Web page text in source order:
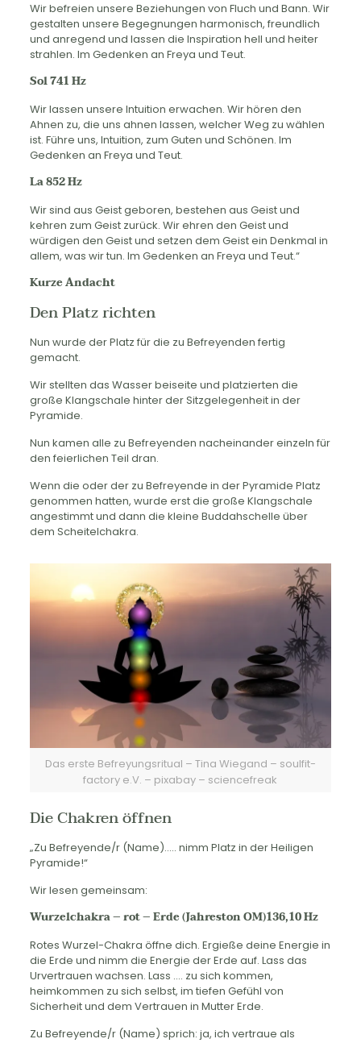
Wir befreien unsere Beziehungen von Fluch und Bann. Wir
gestalten unsere Begegnungen harmonisch, freundlich
und anregend und lassen die Inspiration hell und heiter
strahlen. Im Gedenken an Freya und Teut.
Sol 741 Hz
Wir lassen unsere Intuition erwachen. Wir hören den
Ahnen zu, die uns ahnen lassen, welcher Weg zu wählen
ist. Führe uns, Intuition, zum Guten und Schönen. Im
Gedenken an Freya und Teut.
La 852 Hz
Wir sind aus Geist geboren, bestehen aus Geist und
kehren zum Geist zurück. Wir ehren den Geist und
würdigen den Geist und setzen dem Geist ein Denkmal in
allem, was wir tun. Im Gedenken an Freya und Teut.“
Kurze Andacht
Den Platz richten
Nun wurde der Platz für die zu Befreyenden fertig
gemacht.
Wir stellten das Wasser beiseite und platzierten die
große Klangschale hinter der Sitzgelegenheit in der
Pyramide.
Nun kamen alle zu Befreyenden nacheinander einzeln für
den feierlichen Teil dran.
Wenn die oder der zu Befreyende in der Pyramide Platz
genommen hatten, wurde erst die große Klangschale
angestimmt und dann die kleine Buddahschelle über
dem Scheitelchakra.
Das erste Befreyungsritual – Tina Wiegand – soulfit-
factory e.V. – pixabay – sciencefreak
Die Chakren öffnen
„Zu Befreyende/r (Name)….. nimm Platz in der Heiligen
Pyramide!“
Wir lesen gemeinsam:
Wurzelchakra – rot – Erde (Jahreston OM)136,10 Hz
Rotes Wurzel-Chakra öffne dich. Ergieße deine Energie in
die Erde und nimm die Energie der Erde auf. Lass das
Urvertrauen wachsen. Lass …. zu sich kommen,
heimkommen zu sich selbst, im tiefen Gefühl von
Sicherheit und dem Vertrauen in Mutter Erde.
Zu Befreyende/r (Name) sprich: ja, ich vertraue als